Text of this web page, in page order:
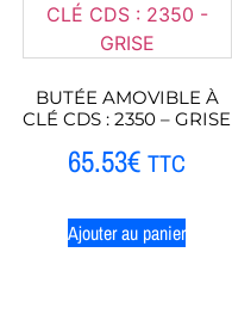
BUTÉE AMOVIBLE À
CLÉ CDS : 2350 – GRISE
65.53€ TTC
Ajouter au panier